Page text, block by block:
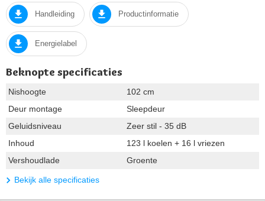
Handleiding Productinformatie
Energielabel
Beknopte specificaties
Nishoogte
102 cm
Deur montage
Sleepdeur
Geluidsniveau
Zeer stil - 35 dB
Inhoud
123 l koelen + 16 l vriezen
Vershoudlade
Groente
Bekijk alle specificaties